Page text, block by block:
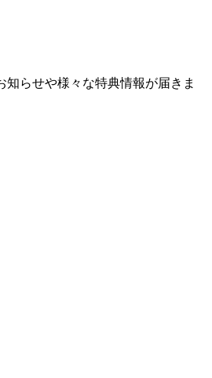
らせや様々な特典情報が届きま